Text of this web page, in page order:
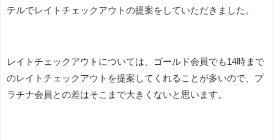
テルでレイトチェックアウトの提案をしていただきました。
レイトチェックアウトについては、ゴールド会員でも14時まで
のレイトチェックアウトを提案してくれることが多いので、プ
ラチナ会員との差はそこまで大きくないと思います。